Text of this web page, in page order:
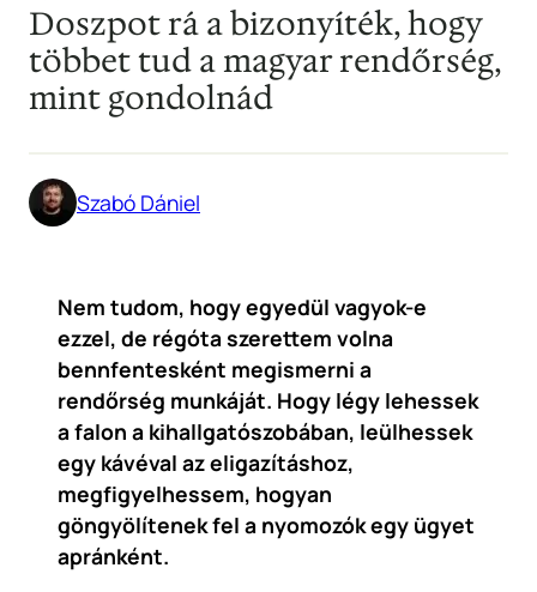
Doszpot rá a bizonyíték, hogy
többet tud a magyar rendőrség,
mint gondolnád
Szabó Dániel
Nem tudom, hogy egyedül vagyok-e
ezzel, de régóta szerettem volna
bennfentesként megismerni a
rendőrség munkáját. Hogy légy lehessek
a falon a kihallgatószobában, leülhessek
egy kávéval az eligazításhoz,
megfigyelhessem, hogyan
göngyölítenek fel a nyomozók egy ügyet
apránként.